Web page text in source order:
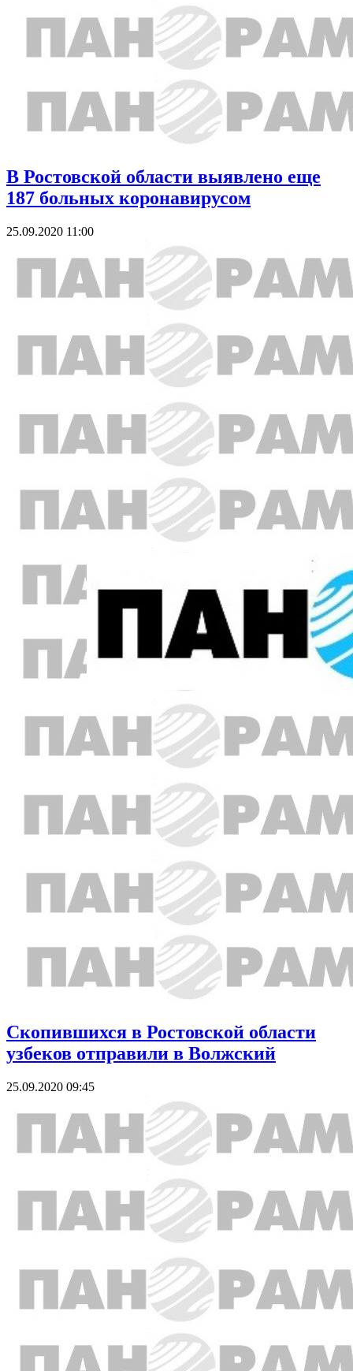
В Ростовской области выявлено еще
187 больных коронавирусом
25.09.2020 11:00
Скопившихся в Ростовской области
узбеков отправили в Волжский
25.09.2020 09:45